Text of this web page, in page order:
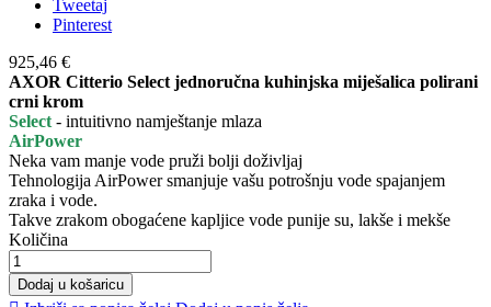
Tweetaj
Pinterest
925,46 €
AXOR Citterio Select jednoručna kuhinjska miješalica polirani
crni krom
Select - intuitivno namještanje mlaza
AirPower
Neka vam manje vode pruži bolji doživljaj
Tehnologija AirPower smanjuje vašu potrošnju vode spajanjem
zraka i vode.
Takve zrakom obogaćene kapljice vode punije su, lakše i mekše
Količina
Dodaj u košaricu